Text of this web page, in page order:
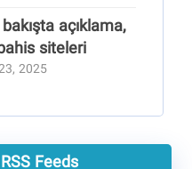
açıklama,
siteleri
2025
Feeds